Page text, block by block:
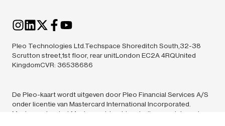
Pleo Technologies Ltd.Techspace Shoreditch South,32-38
Scrutton street,1st floor, rear unitLondon EC2A 4RQUnited
KingdomCVR: 36538686
De Pleo-kaart wordt uitgeven door Pleo Financial Services A/S
onder licentie van Mastercard International Incorporated.
Mastercard en het Mastercard-beeldmerk zijn geregistreerde